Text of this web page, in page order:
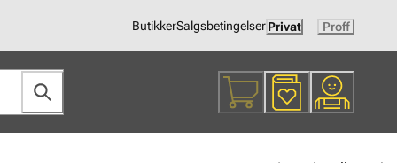
ButikkerSalgsbetingelserPrivat Proff